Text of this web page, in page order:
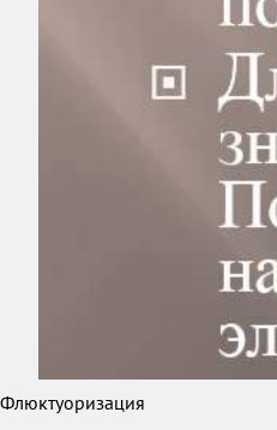
Флюктуоризация